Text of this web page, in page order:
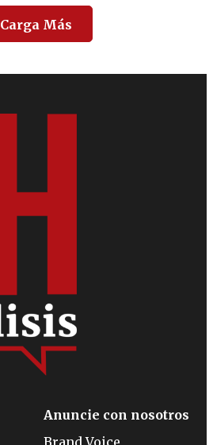
Carga Más
Anuncie con nosotros
Brand Voice